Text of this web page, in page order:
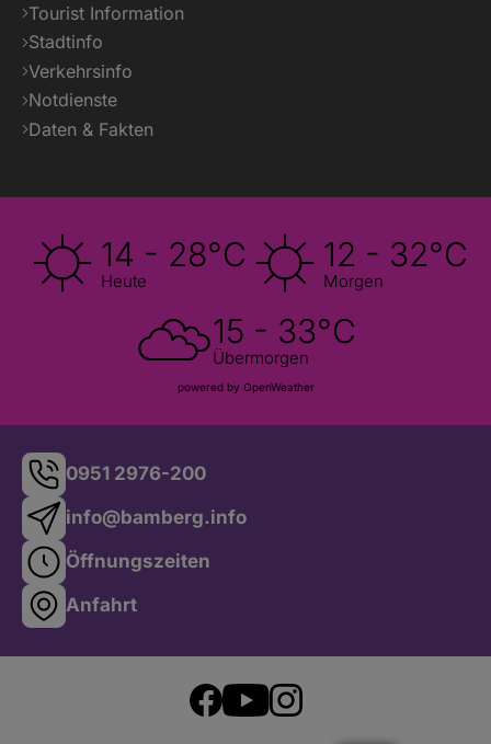
Tourist Information
Stadtinfo
Verkehrsinfo
Notdienste
Daten & Fakten
14 - 28°C
Heute
12 - 32°C
Morgen
15 - 33°C
Übermorgen
powered by OpenWeather
0951 2976-200
info@bamberg.info
Öffnungszeiten
Anfahrt